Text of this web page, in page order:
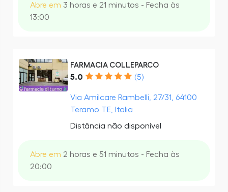
Abre em 3 horas e 21 minutos - Fecha às
13:00
FARMACIA COLLEPARCO
5.0 (5)
Via Amilcare Rambelli, 27/31, 64100
Teramo TE, Italia
Distância não disponível
Abre em 2 horas e 51 minutos - Fecha às
20:00